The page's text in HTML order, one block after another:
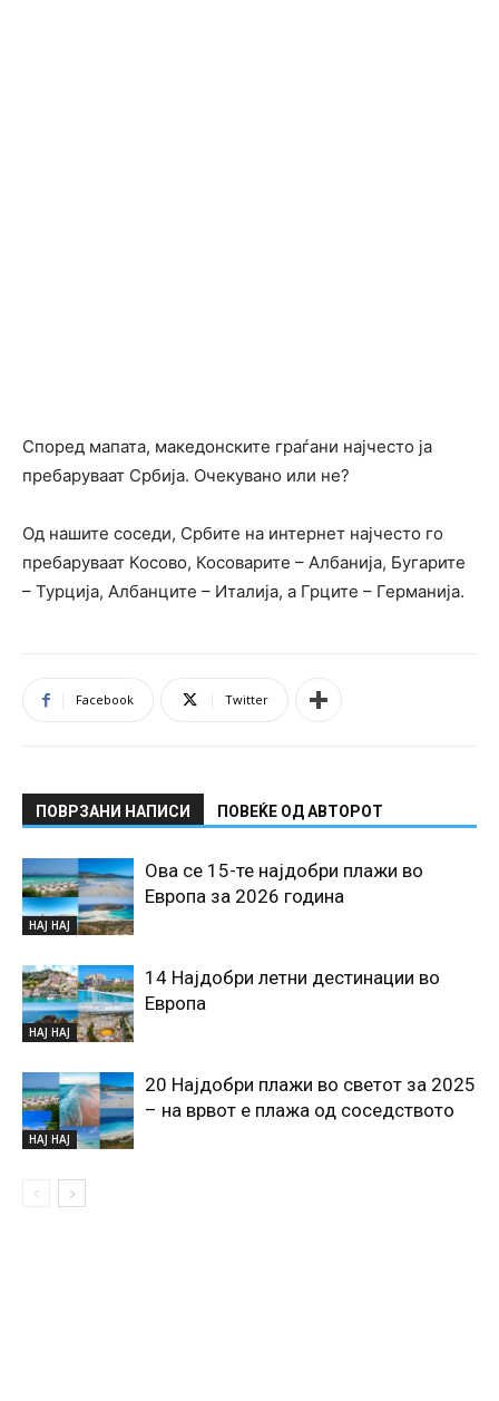
Според мапата, македонските граѓани најчесто ја
пребаруваат Србија. Очекувано или не?
Од нашите соседи, Србите на интернет најчесто го
пребаруваат Косово, Косоварите – Албанија, Бугарите
– Турција, Албанците – Италија, а Грците – Германија.
Facebook Twitter
ПОВРЗАНИ НАПИСИ ПОВЕЌЕ ОД АВТОРОТ
НАЈ НАЈ
Ова се 15-те најдобри плажи во
Европа за 2026 година
НАЈ НАЈ
14 Најдобри летни дестинации во
Европа
НАЈ НАЈ
20 Најдобри плажи во светот за 2025
– на врвот е плажа од соседството